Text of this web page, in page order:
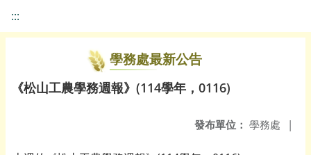
:::
學務處最新公告
《松山工農學務週報》(114學年，0116)
發布單位： 學務處 |